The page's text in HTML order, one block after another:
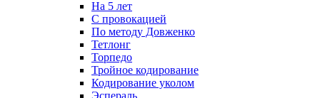
На 5 лет
С провокацией
По методу Довженко
Тетлонг
Торпедо
Тройное кодирование
Кодирование уколом
Эспераль